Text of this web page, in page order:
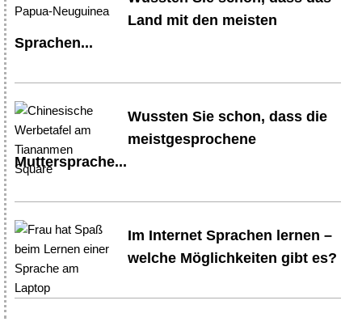
Land mit den meisten
Sprachen...
Wussten Sie schon, dass die
meistgesprochene
Muttersprache...
Im Internet Sprachen lernen –
welche Möglichkeiten gibt es?